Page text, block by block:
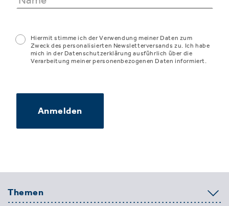
Hiermit stimme ich der Verwendung meiner Daten zum
Zweck des personalisierten Newsletterversands zu. Ich habe
mich in der Datenschutzerklärung ausführlich über die
Verarbeitung meiner personenbezogenen Daten informiert.
Anmelden
Themen